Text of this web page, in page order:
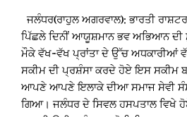
ਜਲੰਧਰ(ਰਾਹੁਲ ਅਗਰਵਾਲ): ਭਾਰਤੀ
ਪਿੱਛਲੇ ਦਿਨੀਂ ਆਯੂਸ਼ਮਾਨ ਭਵ ਅਭਿਆਨ
ਮੌਕੇ ਵੱਖ-ਵੱਖ ਪ੍ਰਾਂਤਾ ਦੇ ਉੱਚ ਅਧਕਾਰੀਆਂ
ਸਕੀਮ ਦੀ ਪ੍ਰਸ਼ੰਸਾ ਕਰਦੇ ਹੋਏ ਇਸ ਸਕੀਮ
ਆਪਣੇ ਆਪਣੇ ਇਲਾਕੇ ਦੀਆ ਸਮਾਜ ਸੇਵੀ
ਗਿਆ। ਜਲੰਧਰ ਦੇ ਸਿਵਲ ਹਸਪਤਾਲ ਵਿਖੇ